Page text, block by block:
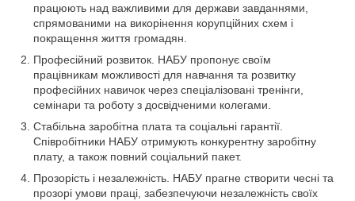
працюють над важливими для держави завданнями,
спрямованими на викорінення корупційних схем і
покращення життя громадян.
Професійний розвиток. НАБУ пропонує своїм
працівникам можливості для навчання та розвитку
професійних навичок через спеціалізовані тренінги,
семінари та роботу з досвідченими колегами.
Стабільна заробітна плата та соціальні гарантії.
Співробітники НАБУ отримують конкурентну заробітну
плату, а також повний соціальний пакет.
Прозорість і незалежність. НАБУ прагне створити чесні та
прозорі умови праці, забезпечуючи незалежність своїх